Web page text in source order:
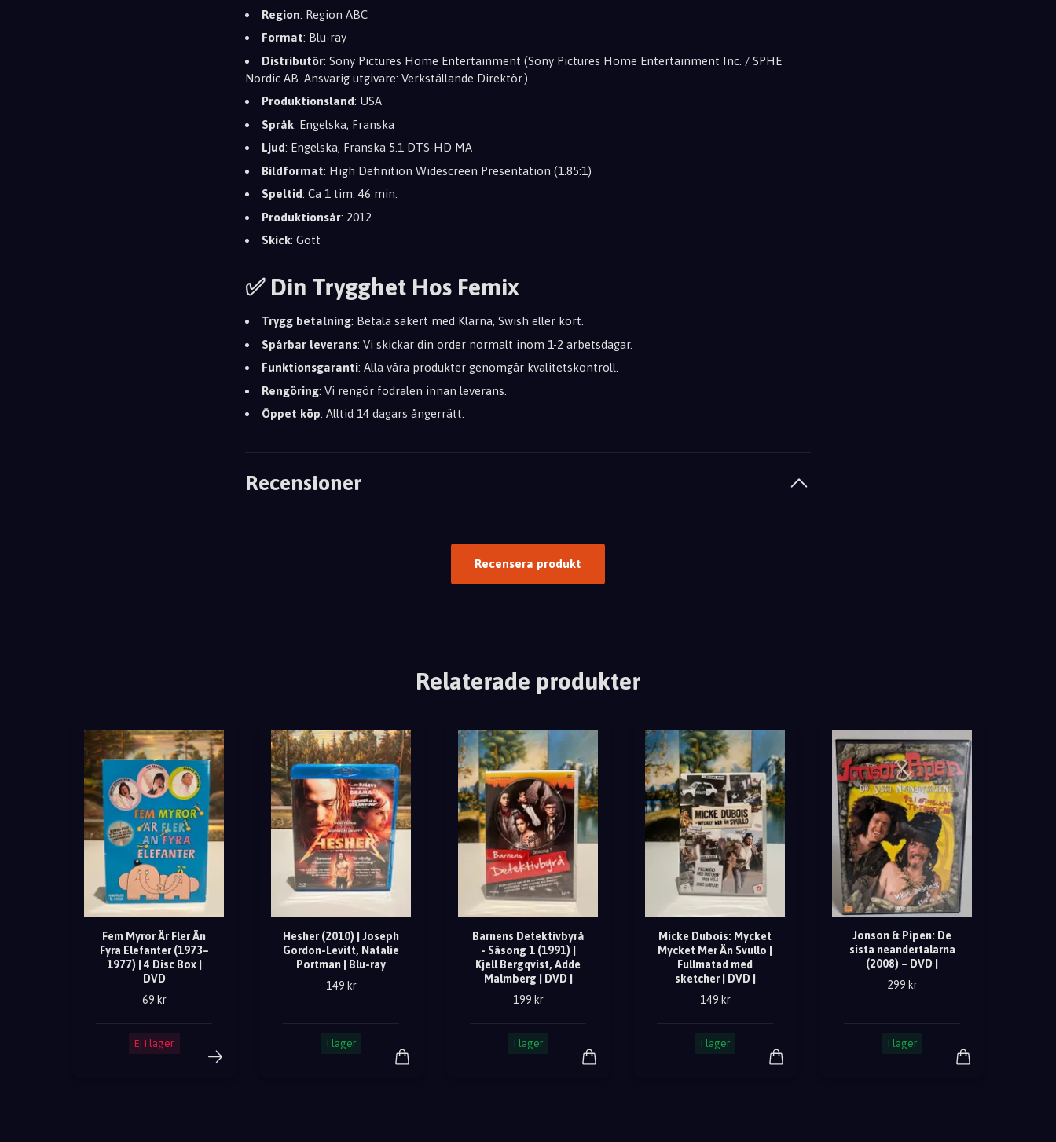
Region: Region ABC
Format: Blu-ray
Distributör: Sony Pictures Home Entertainment (Sony Pictures Home Entertainment Inc. / SPHE
Nordic AB. Ansvarig utgivare: Verkställande Direktör.)
Produktionsland: USA
Språk: Engelska, Franska
Ljud: Engelska, Franska 5.1 DTS-HD MA
Bildformat: High Definition Widescreen Presentation (1.85:1)
Speltid: Ca 1 tim. 46 min.
Produktionsår: 2012
Skick: Gott
✅ Din Trygghet Hos Femix
Trygg betalning: Betala säkert med Klarna, Swish eller kort.
Spårbar leverans: Vi skickar din order normalt inom 1-2 arbetsdagar.
Funktionsgaranti: Alla våra produkter genomgår kvalitetskontroll.
Rengöring: Vi rengör fodralen innan leverans.
Öppet köp: Alltid 14 dagars ångerrätt.
Recensioner
Recensera produkt
Relaterade produkter
Fem Myror Är Fler Än
Fyra Elefanter (1973–
1977) | 4 Disc Box |
DVD
69 kr
Ej i lager
Hesher (2010) | Joseph
Gordon-Levitt, Natalie
Portman | Blu-ray
149 kr
I lager
Barnens Detektivbyrå
- Säsong 1 (1991) |
Kjell Bergqvist, Adde
Malmberg | DVD |
199 kr
I lager
Micke Dubois: Mycket
Mycket Mer Än Svullo |
Fullmatad med
sketcher | DVD |
149 kr
I lager
Jonson & Pipen: De
sista neandertalarna
(2008) – DVD |
299 kr
I lager